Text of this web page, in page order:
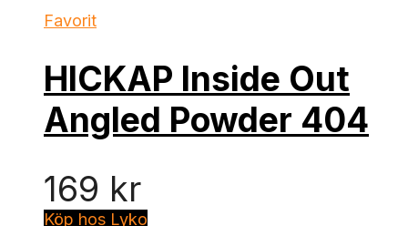
Favorit
HICKAP Inside Out
Angled Powder 404
169 kr
Köp hos Lyko